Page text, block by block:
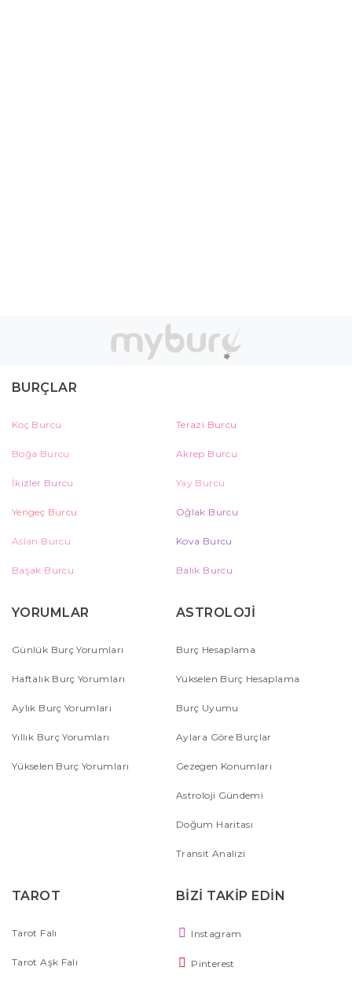
BURÇLAR
Koç Burcu Terazi Burcu
Boğa Burcu Akrep Burcu
İkizler Burcu Yay Burcu
Yengeç Burcu Oğlak Burcu
Aslan Burcu Kova Burcu
Başak Burcu Balık Burcu
YORUMLAR
Günlük Burç Yorumları
Haftalık Burç Yorumları
Aylık Burç Yorumları
Yıllık Burç Yorumları
Yükselen Burç Yorumları
ASTROLOJİ
Burç Hesaplama
Yükselen Burç Hesaplama
Burç Uyumu
Aylara Göre Burçlar
Gezegen Konumları
Astroloji Gündemi
Doğum Haritası
Transit Analizi
TAROT
Tarot Falı
Tarot Aşk Falı
BİZİ TAKİP EDİN
Instagram
Pinterest